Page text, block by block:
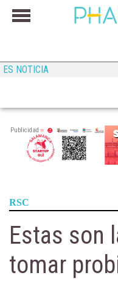
ES NOTICIA
Publicidad
RSC
Estas son
tomar